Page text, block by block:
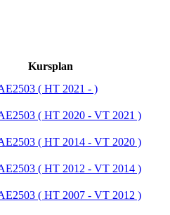
Kursplan
( HT 2021 - )
( HT 2020 - VT 2021 )
( HT 2014 - VT 2020 )
( HT 2012 - VT 2014 )
( HT 2007 - VT 2012 )